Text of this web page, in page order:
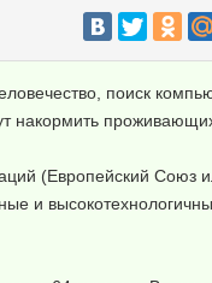
поиск
накормить
(Европейский Союз
и